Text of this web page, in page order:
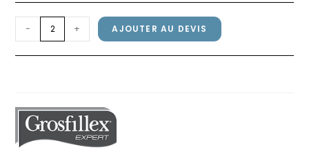
quantité
de
Fauteuil
Grosfillex
Lin
- + AJOUTER AU DEVIS